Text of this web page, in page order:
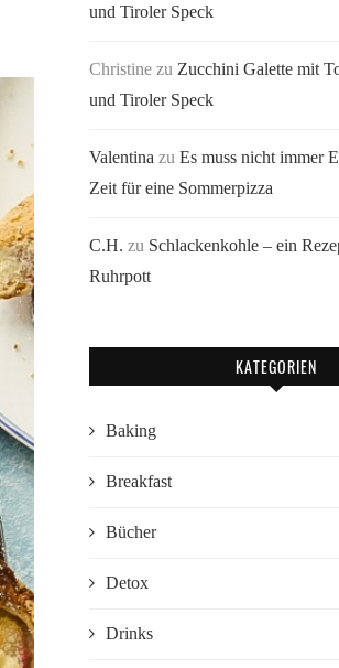
und Tiroler Speck
Christine zu Zucchini Galette mit
und Tiroler Speck
Valentina zu Es muss nicht immer
Zeit für eine Sommerpizza
C.H. zu Schlackenkohle – ein
Ruhrpott
KATEGORIEN
Baking
Breakfast
Bücher
Detox
Drinks